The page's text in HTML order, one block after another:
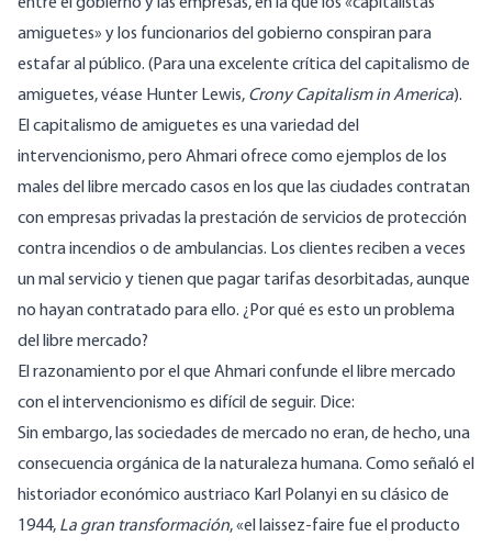
amiguetes» y los funcionarios del gobierno conspiran para
estafar al público. (Para una excelente crítica del capitalismo de
amiguetes, véase Hunter Lewis, Crony Capitalism in America).
El capitalismo de amiguetes es una variedad del
intervencionismo, pero Ahmari ofrece como ejemplos de los
males del libre mercado casos en los que las ciudades contratan
con empresas privadas la prestación de servicios de protección
contra incendios o de ambulancias. Los clientes reciben a veces
un mal servicio y tienen que pagar tarifas desorbitadas, aunque
no hayan contratado para ello. ¿Por qué es esto un problema
del libre mercado?
El razonamiento por el que Ahmari confunde el libre mercado
con el intervencionismo es difícil de seguir. Dice:
Sin embargo, las sociedades de mercado no eran, de hecho, una
consecuencia orgánica de la naturaleza humana. Como señaló el
historiador económico austriaco Karl Polanyi en su clásico de
1944, La gran transformación, «el laissez-faire fue el producto